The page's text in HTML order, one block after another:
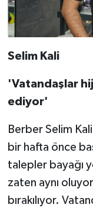
Selim Kali
'Vatandaşlar
ediyor'
Berber Selim
bir hafta önce
talepler bayağı
zaten aynı
bırakılıyor.